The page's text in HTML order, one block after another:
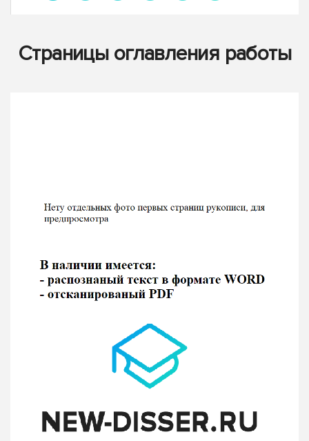
Страницы оглавления работы